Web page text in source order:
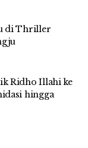
di Thriller
Ridho Illahi ke
hingga